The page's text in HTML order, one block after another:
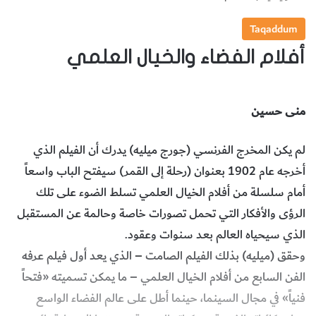
Taqaddum
أفلام الفضاء والخيال العلمي
منى حسين
لم يكن المخرج الفرنسي (جورج ميليه) يدرك أن الفيلم الذي
أخرجه عام 1902 بعنوان (رحلة إلى القمر) سيفتح الباب واسعاً
أمام سلسلة من أفلام الخيال العلمي تسلط الضوء على تلك
الرؤى والأفكار التي تحمل تصورات خاصة وحالمة عن المستقبل
الذي سيحياه العالم بعد سنوات وعقود.
وحقق (ميليه) بذلك الفيلم الصامت – الذي يعد أول فيلم عرفه
الفن السابع من أفلام الخيال العلمي – ما يمكن تسميته «فتحاً
فنياً» في مجال السينما، حينما أطل على عالم الفضاء الواسع